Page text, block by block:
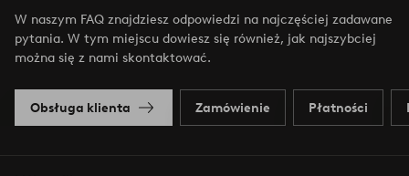
W naszym FAQ znajdziesz odpowiedzi na najczęściej zadawane
pytania. W tym miejscu dowiesz się również, jak najszybciej
można się z nami skontaktować.
Obsługa klienta Zamówienie Płatności